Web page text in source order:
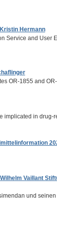
Hermann
Service and
OR-1855 and
implicated in
Vaillant
und